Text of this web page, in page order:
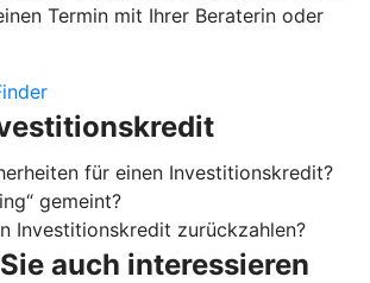
Termin mit Ihrer Beraterin oder
für einen Investitionskredit?
gemeint?
Investitionskredit zurückzahlen?
auch interessieren